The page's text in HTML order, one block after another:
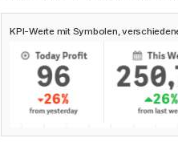
KPI-Werte mit Symbolen,